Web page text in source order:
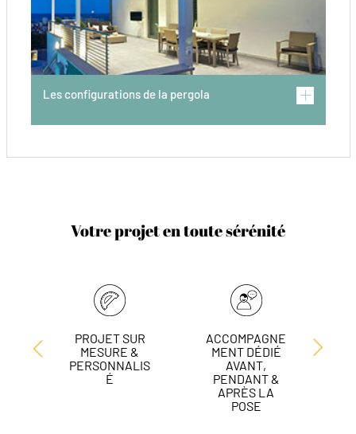
Les configurations de la pergola
Votre projet en toute sérénité
PROJET SUR
MESURE &
PERSONNALIS
É
ACCOMPAGNE
MENT DÉDIÉ
AVANT,
PENDANT &
APRÈS LA
POSE